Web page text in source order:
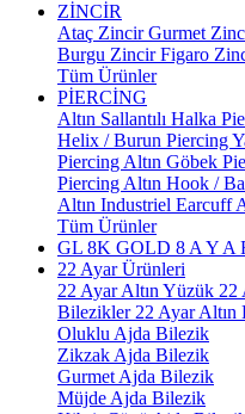
ZİNCİR
Ataç ZincirGurmet
Burgu ZincirFigaro
Tüm Ürünler
PİERCİNG
Altın Sallantılı Halka
Helix / Burun Piercing
Piercing Altın Göbek
Piercing Altın Hook /
Altın Industriel Earcuff
Tüm Ürünler
GL 8K GOLD 8 A Y A
22 Ayar Ürünleri
22 Ayar Altın Yüzük 22
Bilezikler 22 Ayar Altın
Oluklu Ajda Bilezik
Zikzak Ajda Bilezik
Gurmet Ajda Bilezik
Müjde Ajda Bilezik